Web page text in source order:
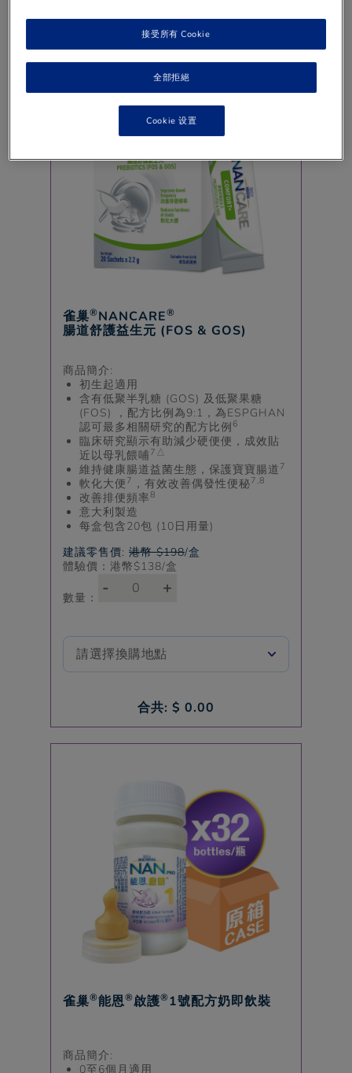
合共: $0.00
雀巢®NANCARE®
腸道舒護益生元 (FOS & GOS)
商品簡介:
初生起適用
含有低聚半乳糖 (GOS) 及低聚果糖
(FOS) ，配方比例為9:1，為ESPGHAN
認可最多相關研究的配方比例 6
臨床研究顯示有助減少硬便便，成效貼
近以母乳餵哺 7△
維持健康腸道益菌生態，保護寶寶腸道 7
軟化大便 7 ，有效改善偶發性便秘7,8
改善排便頻率8
意大利製造
每盒包含20包 (10日用量)
建議零售價: 港幣 $198/盒
體驗價：港幣$138/盒
數量： - +
合共: $ 0.00
雀巢®能恩®啟護®1號配方奶即飲裝
商品簡介:
0至6個月適用
全部拒絕
接受所有 Cookie
Cookie 设置